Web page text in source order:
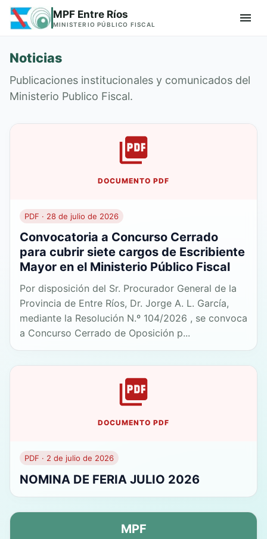
MPF Entre Ríos
MINISTERIO PÚBLICO FISCAL
Noticias
Publicaciones institucionales y comunicados del
Ministerio Publico Fiscal.
DOCUMENTO PDF
PDF · 28 de julio de 2026
Convocatoria a Concurso Cerrado
para cubrir siete cargos de Escribiente
Mayor en el Ministerio Público Fiscal
Por disposición del Sr. Procurador General de la
Provincia de Entre Ríos, Dr. Jorge A. L. García,
mediante la Resolución N.º 104/2026 , se convoca
a Concurso Cerrado de Oposición p...
DOCUMENTO PDF
PDF · 2 de julio de 2026
NOMINA DE FERIA JULIO 2026
MPF